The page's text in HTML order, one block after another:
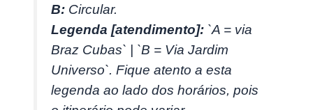
B: Circular.
Legenda [atendimento]: `A = via
Braz Cubas` | `B = Via Jardim
Universo`. Fique atento a esta
legenda ao lado dos horários, pois